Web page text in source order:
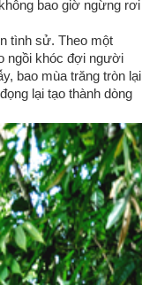
bao giờ ngừng rơi
tình sử. Theo một
ngồi khóc đợi người
bao mùa trăng tròn lại
lại tạo thành dòng